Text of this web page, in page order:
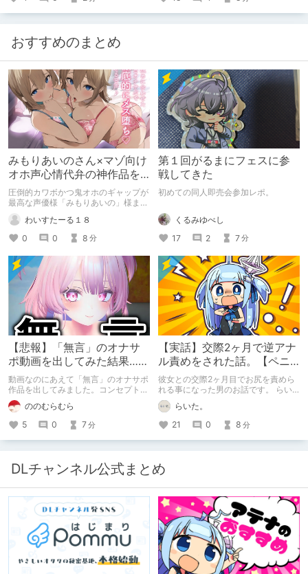
わえない、ひとかけらの邪気も存在し
ない世界での甘いひと時を堪能してく
ンタジーという着想は、まとめ内に引
用した『ラノベ部』(平坂読著)から得
おすすめのまとめ
みもりあいのさん×マゾ向け
オホ声心情代弁の神作品を
紹介したい
圧倒的カワボかつ鬼オホのギャップが
最高な声優様「みもりあいの」様まと
めですm(__)m 【マゾ向け×オホ声×心
情代弁】を軸に紹介しておりますので
少し偏った紹介となりますm(__)m
わいすたーる１８
0
0 8 分
第１回がるまにフェスに参
戦してきた
初めての同人即売会参加レポ。
くるみゆべし
17
2 7分
【悲報】「無言」のオナサ
ポ動画を出してみた結果……
動画なのにあえて「無言」のオナサポ
作品を出してみました。コンセプト通
りのものは作れたのですが、肝心の売
上がね……
ののむらむら
5
0 7分
【実話】交際2ヶ月で逆アナ
ル責めをされた話。【ペニ
バン】
彼女との交際2ヶ月目でお尻を責めら
れる事になった男のお話です。 らい
た。のエチエチ体験談#2【逆アナ
ル】 らいた。
21
0 8 分
DLチャンネル公式まとめ